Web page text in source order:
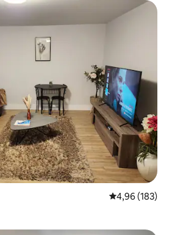
Nilai rata-rata
4,96 (183)